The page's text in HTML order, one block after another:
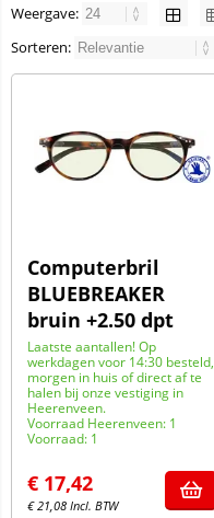
Weergave:
Sorteren:
Computerbril
BLUEBREAKER
bruin +2.50 dpt
Laatste aantallen! Op
werkdagen voor 14:30 besteld,
morgen in huis of direct af te
halen bij onze vestiging in
Heerenveen.
Voorraad Heerenveen: 1
Voorraad: 1
€ 17,42
€21,08 Incl. BTW